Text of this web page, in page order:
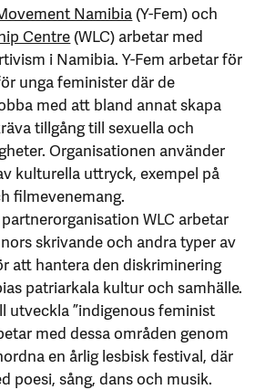
Namibia (Y-Fem) och
Centre (WLC) arbetar med
i Namibia. Y-Fem arbetar för
unga feminister där de
med att bland annat skapa
tillgång till sexuella och
Organisationen använder
kulturella uttryck, exempel på
filmevenemang.
WLC arbetar
skrivande och andra typer av
att hantera den diskriminering
patriarkala kultur och samhälle.
utveckla ”indigenous feminist
med dessa områden genom
en årlig lesbisk festival, där
poesi, sång, dans och musik.